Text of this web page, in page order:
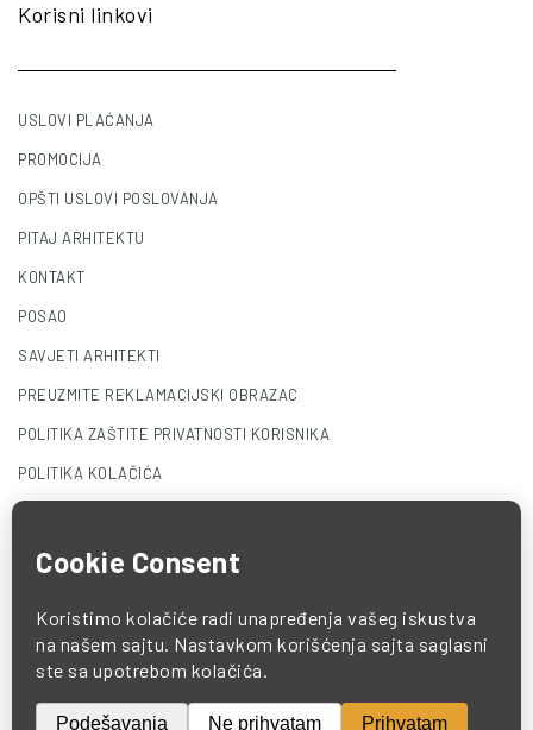
Korisni linkovi
USLOVI PLAĆANJA
PROMOCIJA
OPŠTI USLOVI POSLOVANJA
PITAJ ARHITEKTU
KONTAKT
POSAO
SAVJETI ARHITEKTI
PREUZMITE REKLAMACIJSKI OBRAZAC
POLITIKA ZAŠTITE PRIVATNOSTI KORISNIKA
POLITIKA KOLAČIĆA
© 2025 COMO. All Rights Reserved